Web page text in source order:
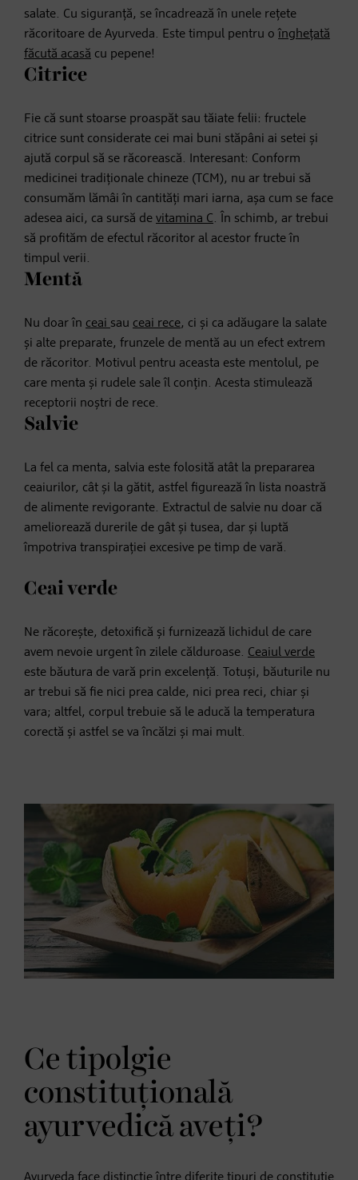
salate. Cu siguranță, se încadrează în unele rețete
răcoritoare de Ayurveda. Este timpul pentru oînghețată
făcută acasă cu pepene!
Citrice
Fie că sunt stoarse proaspăt sau tăiate felii: fructele
citrice sunt considerate cei mai buni stăpâni ai setei și
ajută corpul să se răcorească. Interesant: Conform
medicinei tradiționale chineze (TCM), nu ar trebui să
consumăm lămâi în cantități mari iarna, așa cum se face
adesea aici, ca sursă de vitamina C. În schimb, ar trebui
să profităm de efectul răcoritor al acestor fructe în
timpul verii.
Mentă
Nu doar în ceai sau ceai rece, ci și ca adăugare la salate
și alte preparate, frunzele de mentă au un efect extrem
de răcoritor. Motivul pentru aceasta este mentolul, pe
care menta și rudele sale îl conțin. Acesta stimulează
receptorii noștri de rece.
Salvie
La fel ca menta, salvia este folosită atât la prepararea
ceaiurilor, cât și la gătit, astfel figurează în lista noastră
de alimente revigorante. Extractul de salvie nu doar că
ameliorează durerile de gât și tusea, dar și luptă
împotriva transpirației excesive pe timp de vară.
Ceai verde
Ne răcorește, detoxifică și furnizează lichidul de care
avem nevoie urgent în zilele călduroase. Ceaiul verde
este băutura de vară prin excelență. Totuși, băuturile nu
ar trebui să fie nici prea calde, nici prea reci, chiar și
vara; altfel, corpul trebuie să le aducă la temperatura
corectă și astfel se va încălzi și mai mult.
Ce tipolgie
constituțională
ayurvedică aveți?
Ayurveda face distincție între diferite tipuri de constituție